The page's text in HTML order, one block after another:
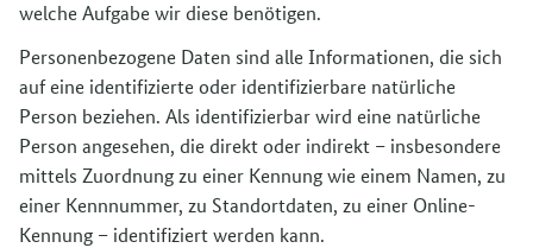
welche Aufgabe wir diese benötigen.
Personenbezogene Daten sind alle Informationen, die sich
auf eine identifizierte oder identifizierbare natürliche
Person beziehen. Als identifizierbar wird eine natürliche
Person angesehen, die direkt oder indirekt – insbesondere
mittels Zuordnung zu einer Kennung wie einem Namen, zu
einer Kennnummer, zu Standortdaten, zu einer Online-
Kennung – identifiziert werden kann.